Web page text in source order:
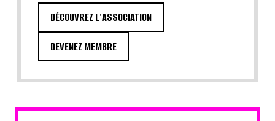
DÉCOUVREZ L'ASSOCIATION
DEVENEZ MEMBRE